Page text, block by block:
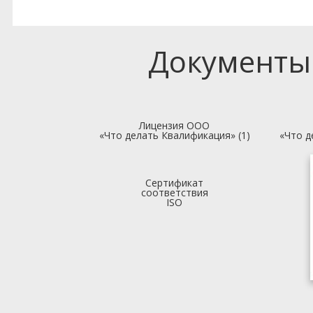
Лицензия ООО
«Что делать Квалификация» (1) «Что
Сертификат
соответствия
ISO